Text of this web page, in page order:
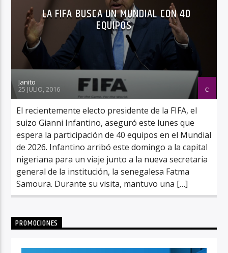
LA FIFA BUSCA UN MUNDIAL CON 40
EQUIPOS
Janito
25 JULIO, 2016
El recientemente electo presidente de la FIFA, el
suizo Gianni Infantino, aseguró este lunes que
espera la participación de 40 equipos en el Mundial
de 2026. Infantino arribó este domingo a la capital
nigeriana para un viaje junto a la nueva secretaria
general de la institución, la senegalesa Fatma
Samoura. Durante su visita, mantuvo una […]
PROMOCIONES